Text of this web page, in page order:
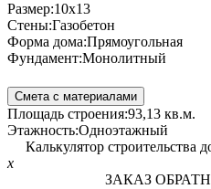
Размер:10x13
Стены:Газобетон
Форма дома:Прямоугольная
Фундамент:Монолитный
Смета с материалами
Площадь строения:93,13 кв.м.
Этажность:Одноэтажный
Калькулятор строительства
x
ЗАКАЗ